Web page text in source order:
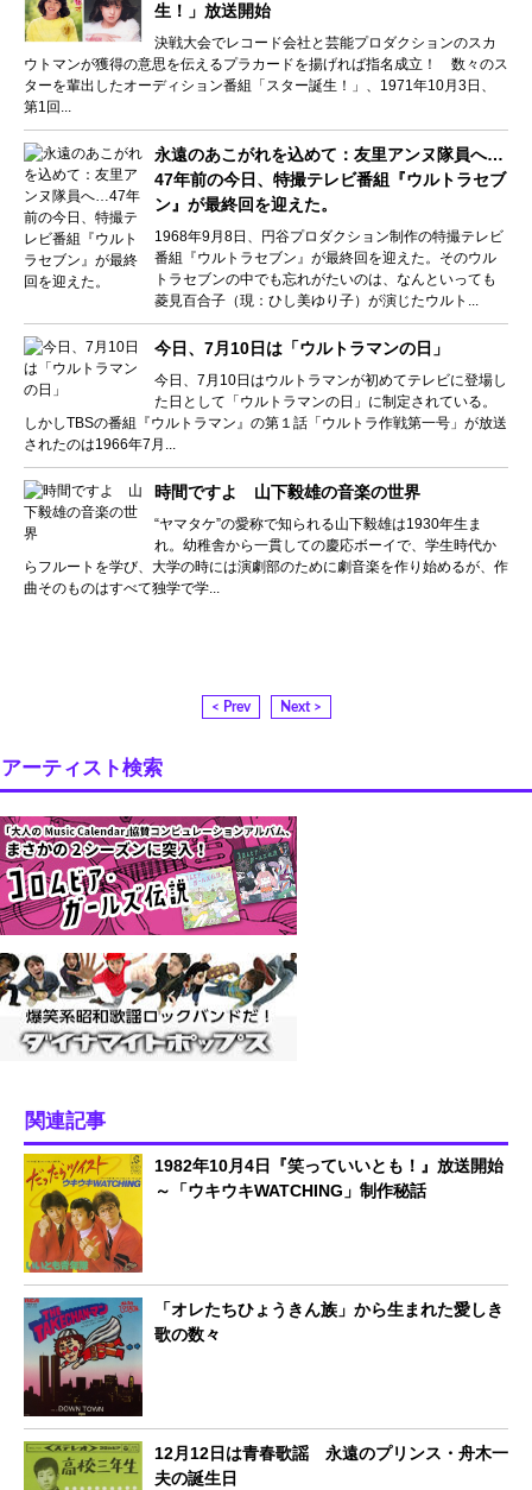
生！」放送開始
決戦大会でレコード会社と芸能プロダクションのスカ
ウトマンが獲得の意思を伝えるプラカードを揚げれば指名成立！ 数々のス
ターを輩出したオーディション番組「スター誕生！」、1971年10月3日、
第1回...
永遠のあこがれを込めて：友里アンヌ隊員へ…
47年前の今日、特撮テレビ番組『ウルトラセブ
ン』が最終回を迎えた。
1968年9月8日、円谷プロダクション制作の特撮テレビ
番組『ウルトラセブン』が最終回を迎えた。そのウル
トラセブンの中でも忘れがたいのは、なんといっても
菱見百合子（現：ひし美ゆり子）が演じたウルト...
今日、7月10日は「ウルトラマンの日」
今日、7月10日はウルトラマンが初めてテレビに登場し
た日として「ウルトラマンの日」に制定されている。
しかしTBSの番組『ウルトラマン』の第１話「ウルトラ作戦第一号」が放送
されたのは1966年7月...
時間ですよ 山下毅雄の音楽の世界
“ヤマタケ”の愛称で知られる山下毅雄は1930年生ま
れ。幼稚舎から一貫しての慶応ボーイで、学生時代か
らフルートを学び、大学の時には演劇部のために劇音楽を作り始めるが、作
曲そのものはすべて独学で学...
< Prev Next >
アーティスト検索
関連記事
1982年10月4日『笑っていいとも！』放送開始
～「ウキウキWATCHING」制作秘話
「オレたちひょうきん族」から生まれた愛しき
歌の数々
12月12日は青春歌謡 永遠のプリンス・舟木一
夫の誕生日